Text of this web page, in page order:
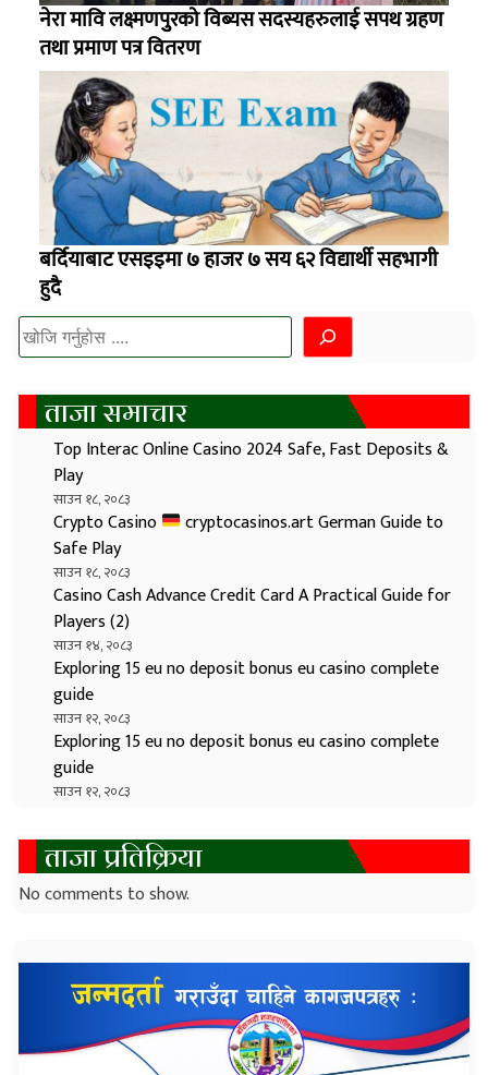
नेरा मावि लक्ष्मणपुुरको विब्यस सदस्यहरुलाई सपथ ग्रहण
तथा प्रमाण पत्र वितरण
बर्दियाबाट एसइइमा ७ हाजर ७ सय ६२ विद्यार्थी सहभागी
हुदै
खोज्नुहोस
ताजा समाचार
Top Interac Online Casino 2024 Safe, Fast Deposits &
Play
साउन १८, २०८३
Crypto Casino
cryptocasinos.art German Guide to
Safe Play
साउन १८, २०८३
Casino Cash Advance Credit Card A Practical Guide for
Players (2)
साउन १४, २०८३
Exploring 15 eu no deposit bonus eu casino complete
guide
साउन १२, २०८३
Exploring 15 eu no deposit bonus eu casino complete
guide
साउन १२, २०८३
ताजा प्रतिक्रिया
No comments to show.